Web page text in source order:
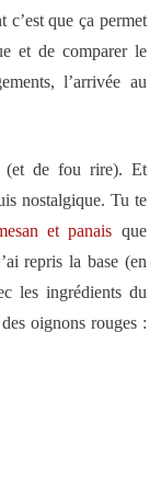
c’est que ça permet
et de comparer le
l’arrivée au
(et de fou rire). Et
nostalgique. Tu te
et panais que
repris la base (en
les ingrédients du
oignons rouges :